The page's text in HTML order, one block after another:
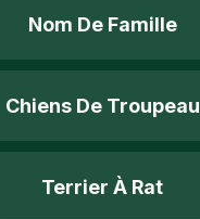
Nom De Famille
Chiens De Troupeau
Terrier À Rat